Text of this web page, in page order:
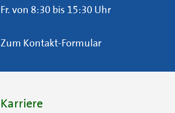
Fr. von 8:30 bis 15:30 Uhr
Zum Kontakt-Formular
Karriere